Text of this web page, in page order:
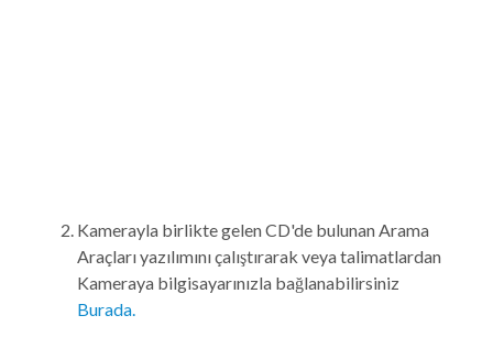
Kamerayla birlikte gelen CD'de bulunan Arama
Araçları yazılımını çalıştırarak veya talimatlardan
Kameraya bilgisayarınızla bağlanabilirsiniz
Burada.